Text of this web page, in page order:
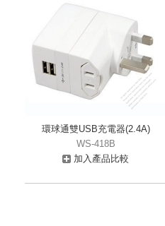
環球通雙USB充電器(2.4A)
WS-418B
加入產品比較